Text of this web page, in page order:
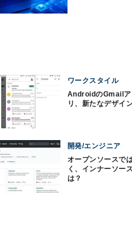
ワークスタイル
AndroidのGmailア
リ、新たなデザイ
開発/エンジニア
オープンソースで
く、インナーソー
は？